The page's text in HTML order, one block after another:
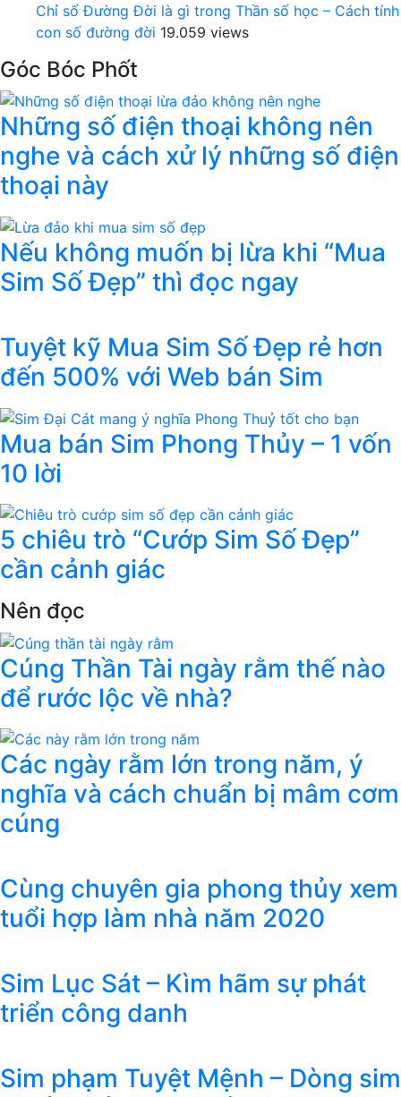
Chỉ số Đường Đời là gì trong Thần số học – Cách tính
con số đường đời 19.059 views
Góc Bóc Phốt
Những số điện thoại không nên
nghe và cách xử lý những số điện
thoại này
Nếu không muốn bị lừa khi “Mua
Sim Số Đẹp” thì đọc ngay
Tuyệt kỹ Mua Sim Số Đẹp rẻ hơn
đến 500% với Web bán Sim
Mua bán Sim Phong Thủy – 1 vốn
10 lời
5 chiêu trò “Cướp Sim Số Đẹp”
cần cảnh giác
Nên đọc
Cúng Thần Tài ngày rằm thế nào
để rước lộc về nhà?
Các ngày rằm lớn trong năm, ý
nghĩa và cách chuẩn bị mâm cơm
cúng
Cùng chuyên gia phong thủy xem
tuổi hợp làm nhà năm 2020
Sim Lục Sát – Kìm hãm sự phát
triển công danh
Sim phạm Tuyệt Mệnh – Dòng sim